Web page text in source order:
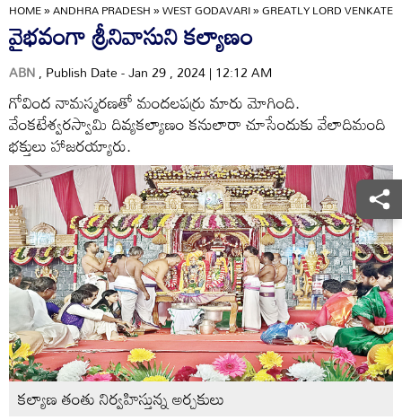
HOME»ANDHRA PRADESH»WEST GODAVARI»GREATLY LORD
వైభవంగా శ్రీనివాసుని కల్యాణం
ABN, Publish Date - Jan 29 , 2024 | 12:12 AM
గోవింద నామస్మరణతో మందలపర్రు మారు మోగింది.
వేంకటేశ్వరస్వామి దివ్యకల్యాణం కనులారా చూసేందుకు వేలాదిమంది
భక్తులు హాజరయ్యారు.
కల్యాణ తంతు నిర్వహిస్తున్న అర్చకులు